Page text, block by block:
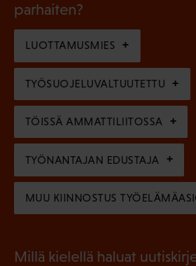
e
)
i
n
e
n
)
l
i
n
e
n
)
parhaiten?
LUOTTAMUSMIES
TYÖSUOJELUVALTUUTETTU
TÖISSÄ AMMATTILIITOSSA
TYÖNANTAJAN EDUSTAJA
MUU KIINNOSTUS
Millä kielellä haluat